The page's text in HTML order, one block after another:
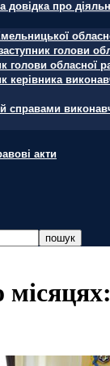
довідка про
голови
голови обласної
керівника
справами
акти